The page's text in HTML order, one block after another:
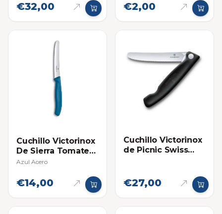
€32,00 €2,00
Cuchillo Victorinox
De Sierra Tomatero
- Individual
Azul Acero
€14,00
Cuchillo Victorinox
de Picnic Swiss
€27,00